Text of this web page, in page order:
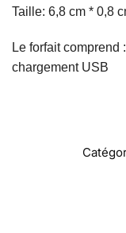
Taille: 6,8 cm * 0,8
Le forfait comprend
chargement USB